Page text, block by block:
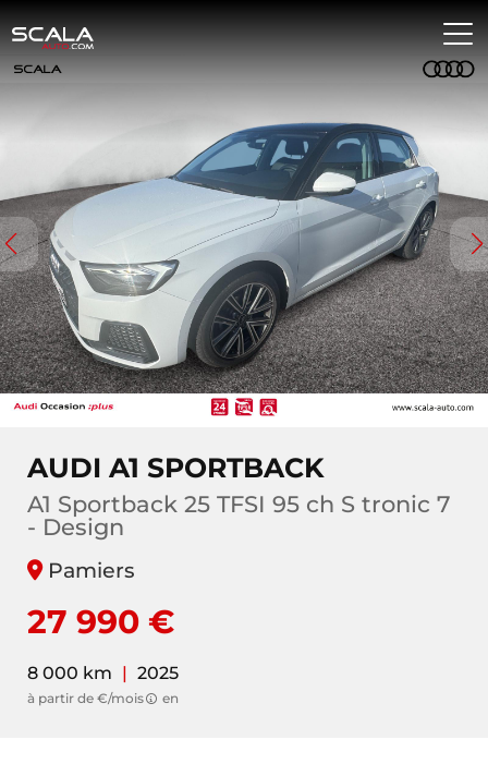
AUDI A1 SPORTBACK
A1 Sportback 25 TFSI 95 ch S tronic 7
- Design
Pamiers
27 990 €
8 000 km | 2025
à partir de €/mois en